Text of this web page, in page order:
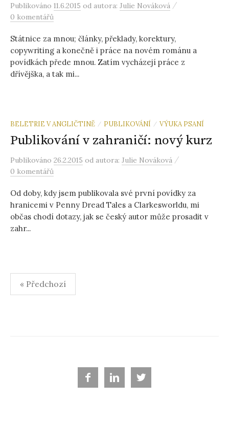
n
Publikováno 11.6.2015 od autora: Julie Nováková /
0 komentářů
Státnice za mnou; články, překlady, korektury,
copywriting a konečně i práce na novém románu a
povídkách přede mnou. Zatím vycházejí práce z
dřívějška, a tak mi...
BELETRIE V ANGLIČTINĚ / PUBLIKOVÁNÍ / VÝUKA PSANÍ
Publikování v zahraničí: nový kurz
Publikováno 26.2.2015 od autora: Julie Nováková /
0 komentářů
Od doby, kdy jsem publikovala své první povídky za
hranicemi v Penny Dread Tales a Clarkesworldu, mi
občas chodí dotazy, jak se český autor může prosadit v
zahr...
« Předchozí
  